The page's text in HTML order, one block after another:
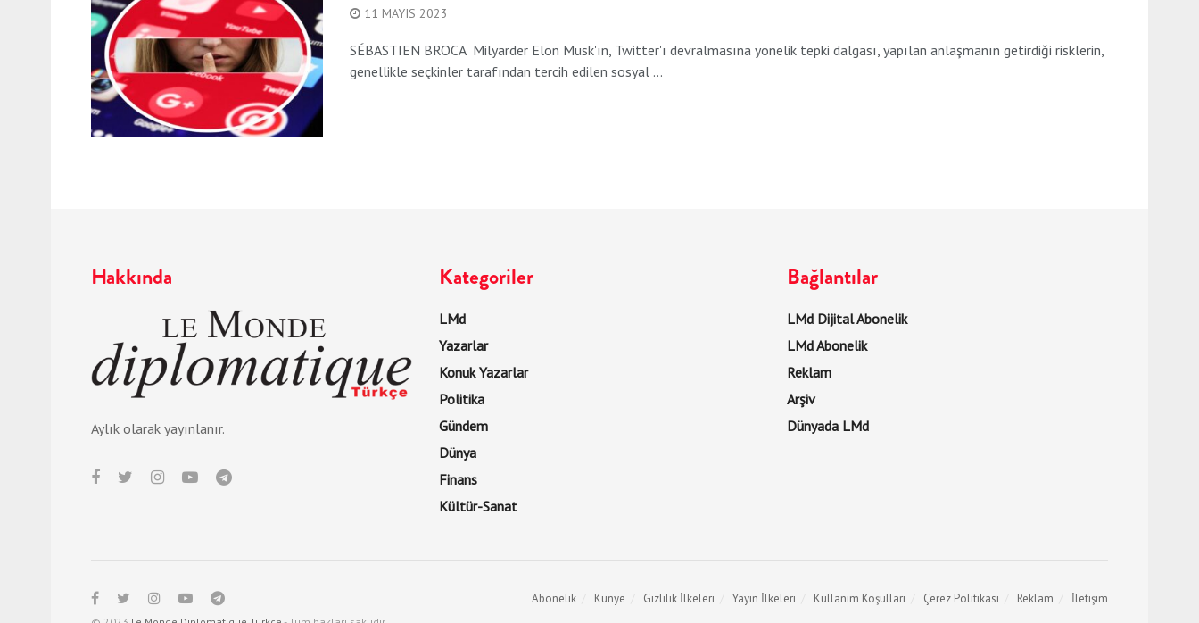
11 MAYIS 2023
SÉBASTIEN BROCA Milyarder Elon Musk'ın, Twitter'ı devralmasına yönelik tepki dalgası, yapılan anlaşmanın getirdiği risklerin,
genellikle seçkinler tarafından tercih edilen sosyal ...
Hakkında
Aylık olarak yayınlanır.
Kategoriler
LMd
Yazarlar
Konuk Yazarlar
Politika
Gündem
Dünya
Finans
Kültür-Sanat
Bağlantılar
LMd Dijital Abonelik
LMd Abonelik
Reklam
Arşiv
Dünyada LMd
Abonelik Künye Gizlilik İlkeleri Yayın İlkeleri Kullanım Koşulları Çerez Politikası Reklam İletişim